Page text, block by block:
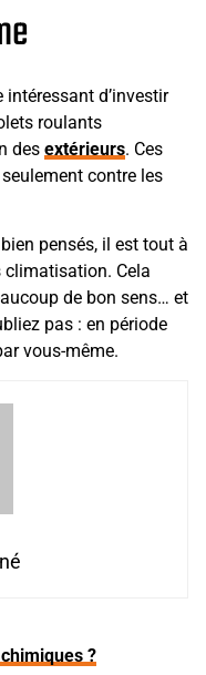
d’investir
roulants
des extérieurs. Ces
contre les
pensés, il est tout à
Cela
de bon sens… et
pas : en période
vous-même.
?